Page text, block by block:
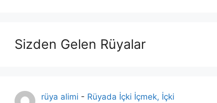
Sizden Gelen Rüyalar
rüya alimi - Rüyada İçki İçmek, İçki